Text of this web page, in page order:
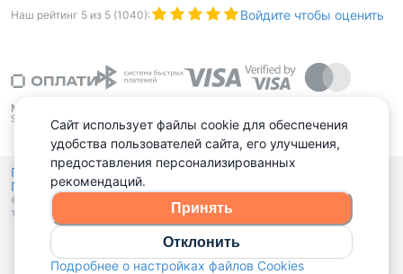
Наш рейтинг 5 из 5 (1040): Войдите чтобы оценить
Политика конфиденциальности,
Политика обработки файлов куки
© 2015 - 2026, Domovita.by. Копирование материалов допускается
только при наличии активной ссылки.
Сайт использует файлы cookie для обеспечения
удобства пользователей сайта, его улучшения,
предоставления персонализированных
рекомендаций.
Принять
Отклонить
Подробнее о настройках файлов Cookies